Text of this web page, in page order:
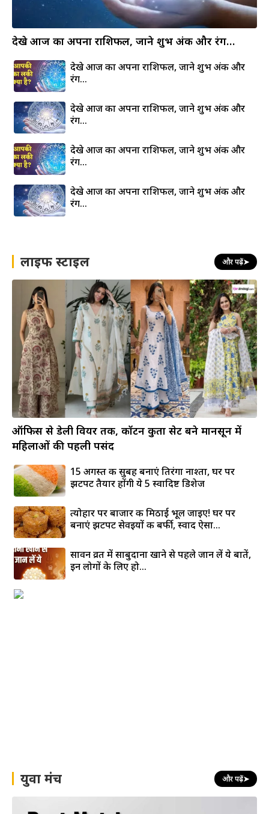
देखे आज का अपना राशिफल, जाने शुभ अंक और रंग…
देखे आज का अपना राशिफल, जाने शुभ अंक और
रंग…
देखे आज का अपना राशिफल, जाने शुभ अंक और
रंग…
देखे आज का अपना राशिफल, जाने शुभ अंक और
रंग…
देखे आज का अपना राशिफल, जाने शुभ अंक और
रंग…
लाइफ स्टाइल और पढ़ें➤
ऑफिस से डेली वियर तक, कॉटन कुर्ता सेट बने मानसून में
महिलाओं की पहली पसंद
15 अगस्त की सुबह बनाएं तिरंगा नाश्ता, घर पर
झटपट तैयार होंगी ये 5 स्वादिष्ट डिशेज
त्योहार पर बाजार की मिठाई भूल जाइए! घर पर
बनाएं झटपट सेवइयों की बर्फी, स्वाद ऐसा...
सावन व्रत में साबुदाना खाने से पहले जान लें ये बातें,
इन लोगों के लिए हो...
युवा मंच और पढ़ें➤